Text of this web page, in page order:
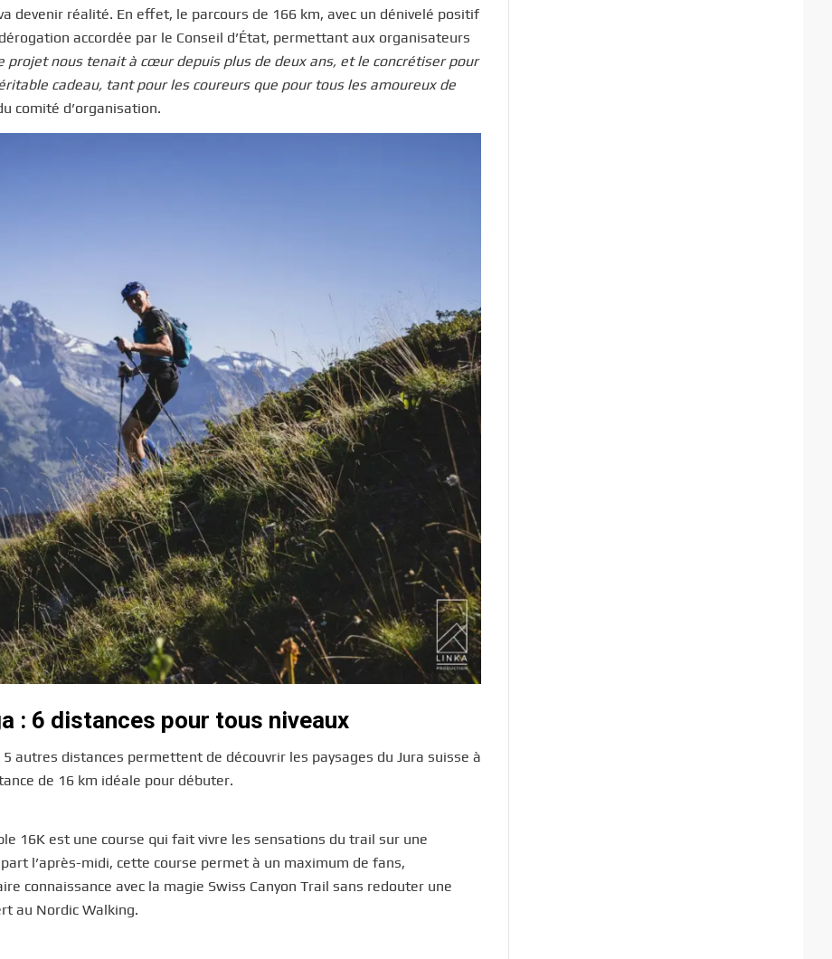
devenir réalité. En effet, le parcours de 166 km, avec un dénivelé positif
accordée par le Conseil d’État, permettant aux organisateurs
projet nous tenait à cœur depuis plus de deux ans, et le concrétiser pour
cadeau, tant pour les coureurs que pour tous les amoureux de
comité d’organisation.
: 6 distances pour tous niveaux
autres distances permettent de découvrir les paysages du Jura suisse à
de 16 km idéale pour débuter.
16K est une course qui fait vivre les sensations du trail sur une
l’après-midi, cette course permet à un maximum de fans,
connaissance avec la magie Swiss Canyon Trail sans redouter une
au Nordic Walking.